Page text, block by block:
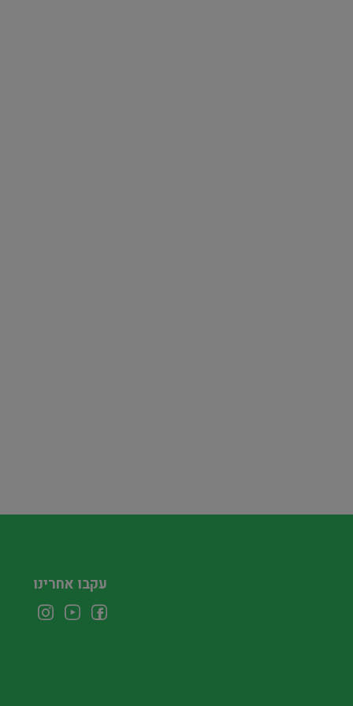
עקבו אחרינו